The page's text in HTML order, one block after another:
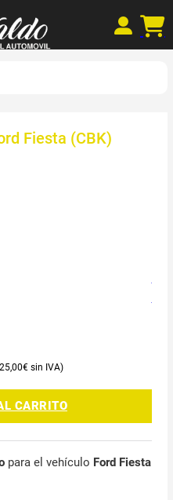
Fiesta (CBK)
€
CARRITO
para el vehículo Ford Fiesta